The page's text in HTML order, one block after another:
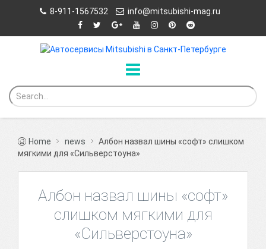
8-911-1567532 info@mitsubishi-mag.ru
Home news
Албон назвал шины «софт» слишком
мягкими для «Сильверстоуна»
Албон назвал шины «софт»
слишком мягкими для
«Сильверстоуна»